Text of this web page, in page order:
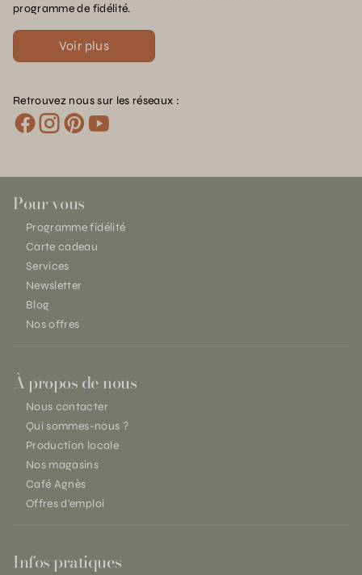
programme de fidélité.
Voir plus
Retrouvez nous sur les réseaux :
Pour vous
Programme fidélité
Carte cadeau
Services
Newsletter
Blog
Nos offres
À propos de nous
Nous contacter
Qui sommes-nous ?
Production locale
Nos magasins
Café Agnès
Offres d'emploi
Infos pratiques